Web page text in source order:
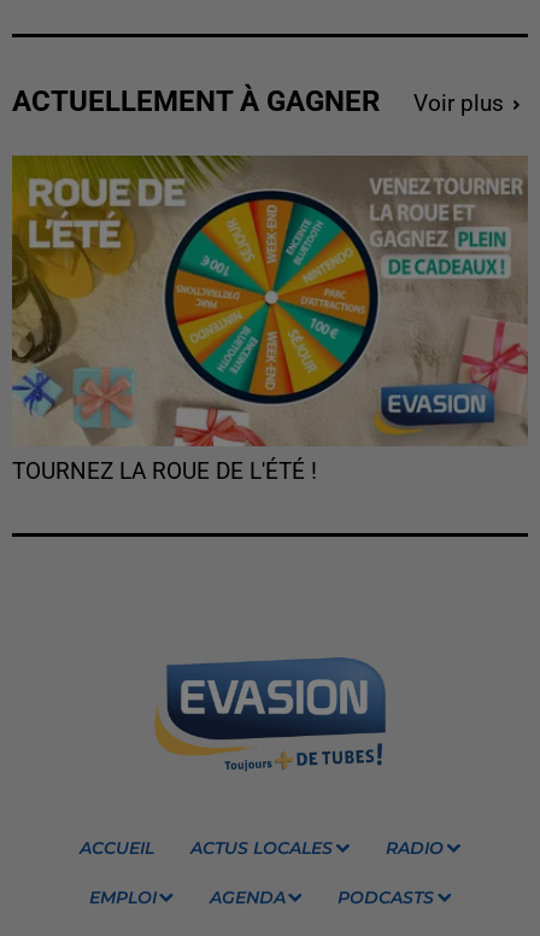
ACTUELLEMENT À GAGNER Voir plus
TOURNEZ LA ROUE DE L'ÉTÉ !
ACCUEIL ACTUS LOCALES RADIO
EMPLOI AGENDA PODCASTS